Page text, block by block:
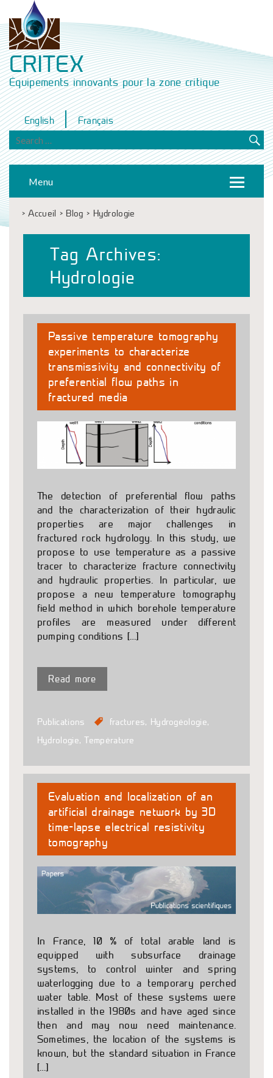
CRITEX
Équipements innovants pour la zone critique
English Français
Menu
>Accueil > Blog > Hydrologie
Tag Archives:
Hydrologie
Passive temperature tomography
experiments to characterize
transmissivity and connectivity of
preferential flow paths in
fractured media
The detection of preferential flow paths
and the characterization of their hydraulic
properties are major challenges in
fractured rock hydrology. In this study, we
propose to use temperature as a passive
tracer to characterize fracture connectivity
and hydraulic properties. In particular, we
propose a new temperature tomography
field method in which borehole temperature
profiles are measured under different
pumping conditions […]
Read more
Publications fractures, Hydrogéologie,
Hydrologie,Température
Evaluation and localization of an
artificial drainage network by 3D
time-lapse electrical resistivity
tomography
In France, 10 % of total arable land is
equipped with subsurface drainage
systems, to control winter and spring
waterlogging due to a temporary perched
water table. Most of these systems were
installed in the 1980s and have aged since
then and may now need maintenance.
Sometimes, the location of the systems is
known, but the standard situation in France
[…]